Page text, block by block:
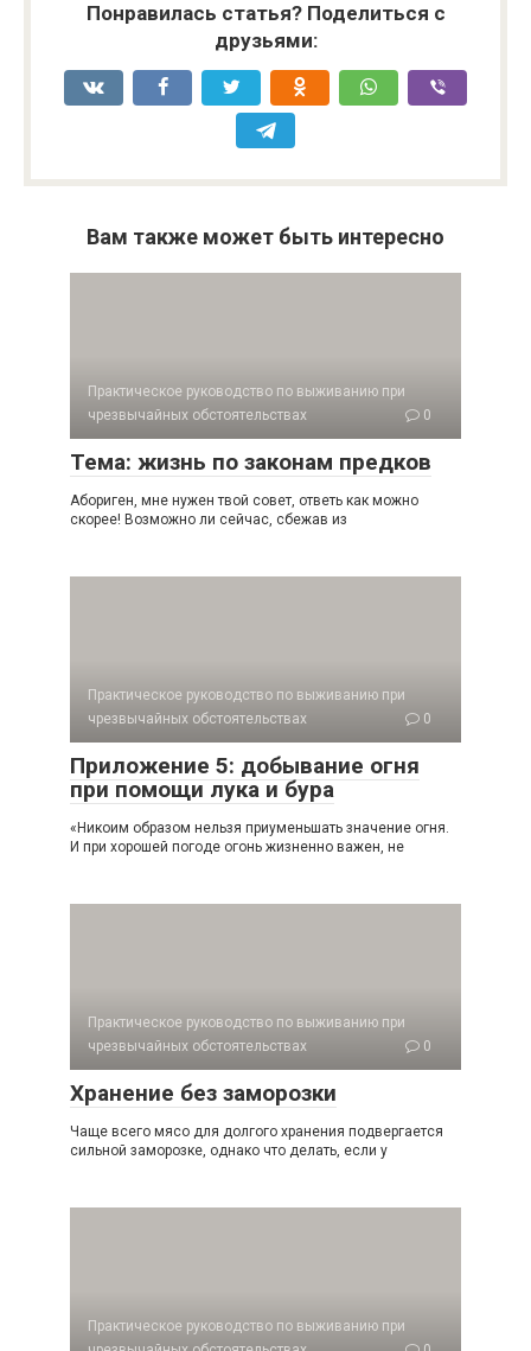
Понравилась статья? Поделиться с
друзьями:
Вам также может быть интересно
Практическое руководство по выживанию при
чрезвычайных обстоятельствах
0
Тема: жизнь по законам предков
Абориген, мне нужен твой совет, ответь как можно
скорее! Возможно ли сейчас, сбежав из
Практическое руководство по выживанию при
чрезвычайных обстоятельствах
0
Приложение 5: добывание огня
при помощи лука и бура
«Никоим образом нельзя приуменьшать значение огня.
И при хорошей погоде огонь жизненно важен, не
Практическое руководство по выживанию при
чрезвычайных обстоятельствах
0
Хранение без заморозки
Чаще всего мясо для долгого хранения подвергается
сильной замо­розке, однако что делать, если у
Практическое руководство по выживанию при